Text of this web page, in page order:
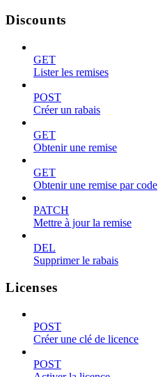
Discounts
GET
Lister les remises
POST
Créer un rabais
GET
Obtenir une remise
GET
Obtenir une remise par code
PATCH
Mettre à jour la remise
DEL
Supprimer le rabais
Licenses
POST
Créer une clé de licence
POST